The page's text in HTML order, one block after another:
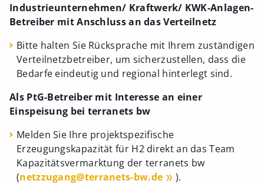
Industrieunternehmen/ Kraftwerk/ KWK-Anlagen-
Betreiber mit Anschluss an das Verteilnetz
Bitte halten Sie Rücksprache mit Ihrem zuständigen
Verteilnetzbetreiber, um sicherzustellen, dass die
Bedarfe eindeutig und regional hinterlegt sind.
Als PtG-Betreiber mit Interesse an einer
Einspeisung bei terranets bw
Melden Sie Ihre projektspezifische
Erzeugungskapazität für H2 direkt an das Team
Kapazitätsvermarktung der terranets bw
(netzzugang@terranets-bw.de
).